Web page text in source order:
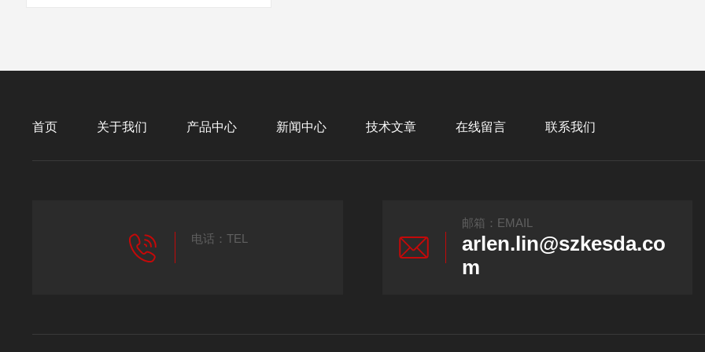
首页 关于我们 产品中心 新闻中心 技术文章 在线留言 联系我们
电话：TEL
邮箱：EMAIL
arlen.lin@szkesda.co
m